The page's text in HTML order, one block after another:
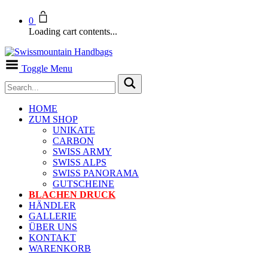
0
Loading cart contents...
Toggle Menu
HOME
ZUM SHOP
UNIKATE
CARBON
SWISS ARMY
SWISS ALPS
SWISS PANORAMA
GUTSCHEINE
BLACHEN DRUCK
HÄNDLER
GALLERIE
ÜBER UNS
KONTAKT
WARENKORB